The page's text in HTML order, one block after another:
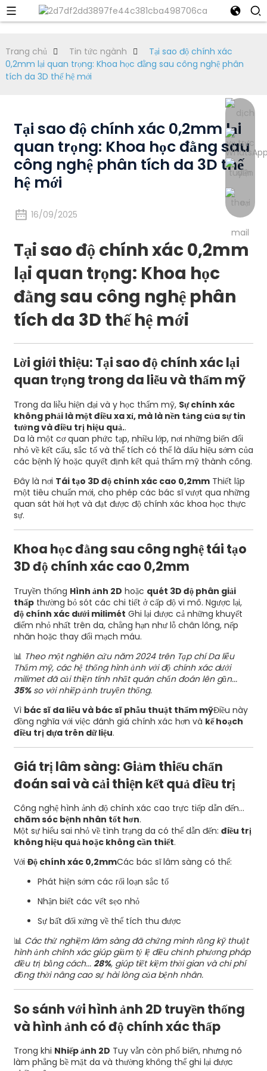
Trang chủ Tin tức ngành
Tại sao độ chính xác
0,2mm lại quan trọng: Khoa học đằng sau công nghệ phân
tích da 3D thế hệ mới
Tại sao độ chính xác 0,2mm lại
quan trọng: Khoa học đằng sau
công nghệ phân tích da 3D thế
hệ mới
16/09/2025
Tại sao độ chính xác 0,2mm
lại quan trọng: Khoa học
đằng sau công nghệ phân
tích da 3D thế hệ mới
Lời giới thiệu: Tại sao độ chính xác lại
quan trọng trong da liễu và thẩm mỹ
Trong da liễu hiện đại và y học thẩm mỹ, Sự chính xác
không phải là một điều xa xỉ, mà là nền tảng của sự tin
tưởng và điều trị hiệu quả..
Da là một cơ quan phức tạp, nhiều lớp, nơi những biến đổi
nhỏ về kết cấu, sắc tố và thể tích có thể là dấu hiệu sớm của
các bệnh lý hoặc quyết định kết quả thẩm mỹ thành công.
Đây là nơi Tái tạo 3D độ chính xác cao 0,2mmThiết lập
một tiêu chuẩn mới, cho phép các bác sĩ vượt qua những
quan sát hời hợt và đạt được độ chính xác khoa học thực
sự.
Khoa học đằng sau công nghệ tái tạo
3D độ chính xác cao 0,2mm
Truyền thống Hình ảnh 2D hoặc quét 3D độ phân giải
thấpthường bỏ sót các chi tiết ở cấp độ vi mô. Ngược lại,
độ chính xác dưới milimét Ghi lại được cả những khuyết
điểm nhỏ nhất trên da, chẳng hạn như lỗ chân lông, nếp
nhăn hoặc thay đổi mạch máu.
📊 Theo một nghiên cứu năm 2024 trên Tạp chí Da liễu
Thẩm mỹ, các hệ thống hình ảnh với độ chính xác dưới
milimet đã cải thiện tính nhất quán chẩn đoán lên gần...
35%so với nhiếp ảnh truyền thống.
Vì bác sĩ da liễu và bác sĩ phẫu thuật thẩm mỹĐiều này
đồng nghĩa với việc đánh giá chính xác hơn và kế hoạch
điều trị dựa trên dữ liệu.
Giá trị lâm sàng: Giảm thiểu chẩn
đoán sai và cải thiện kết quả điều trị
Công nghệ hình ảnh độ chính xác cao trực tiếp dẫn đến...
chăm sóc bệnh nhân tốt hơn.
Một sự hiểu sai nhỏ về tình trạng da có thể dẫn đến: điều trị
không hiệu quả hoặc không cần thiết.
Với Độ chính xác 0,2mmCác bác sĩ lâm sàng có thể:
Phát hiện sớm các rối loạn sắc tố
Nhận biết các vết sẹo nhỏ
Sự bất đối xứng về thể tích thu được
📊 Các thử nghiệm lâm sàng đã chứng minh rằng kỹ thuật
hình ảnh chính xác giúp giảm tỷ lệ điều chỉnh phương pháp
điều trị bằng cách... 28%, giúp tiết kiệm thời gian và chi phí
đồng thời nâng cao sự hài lòng của bệnh nhân.
So sánh với hình ảnh 2D truyền thống
và hình ảnh có độ chính xác thấp
Trong khi Nhiếp ảnh 2D Tuy vẫn còn phổ biến, nhưng nó
làm phẳng bề mặt da và thường không thể ghi lại được